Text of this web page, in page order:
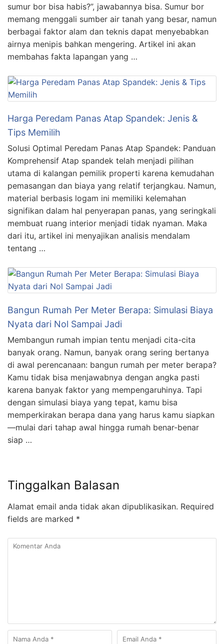
sumur bor bisa habis?”, jawabannya bisa. Sumur bor
memang menggali sumber air tanah yang besar, namun
berbagai faktor alam dan teknis dapat menyebabkan
airnya menipis bahkan mengering. Artikel ini akan
membahas fakta lapangan yang …
Harga Peredam Panas Atap Spandek: Jenis &
Tips Memilih
Solusi Optimal Peredam Panas Atap Spandek: Panduan
Komprehensif Atap spandek telah menjadi pilihan
utama di kalangan pemilik properti karena kemudahan
pemasangan dan biaya yang relatif terjangkau. Namun,
material berbasis logam ini memiliki kelemahan
signifikan dalam hal penyerapan panas, yang seringkali
membuat ruang interior menjadi tidak nyaman. Maka
dari itu, artikel ini menyajikan analisis mendalam
tentang …
Bangun Rumah Per Meter Berapa: Simulasi Biaya
Nyata dari Nol Sampai Jadi
Membangun rumah impian tentu menjadi cita-cita
banyak orang. Namun, banyak orang sering bertanya
di awal perencanaan: bangun rumah per meter berapa?
Kamu tidak bisa menjawabnya dengan angka pasti
karena banyak faktor yang mempengaruhinya. Tapi
dengan simulasi biaya yang tepat, kamu bisa
memperkirakan berapa dana yang harus kamu siapkan
—mulai dari tahap awal hingga rumah benar-benar
siap …
Tinggalkan Balasan
Alamat email anda tidak akan dipublikasikan. Required
fields are marked *